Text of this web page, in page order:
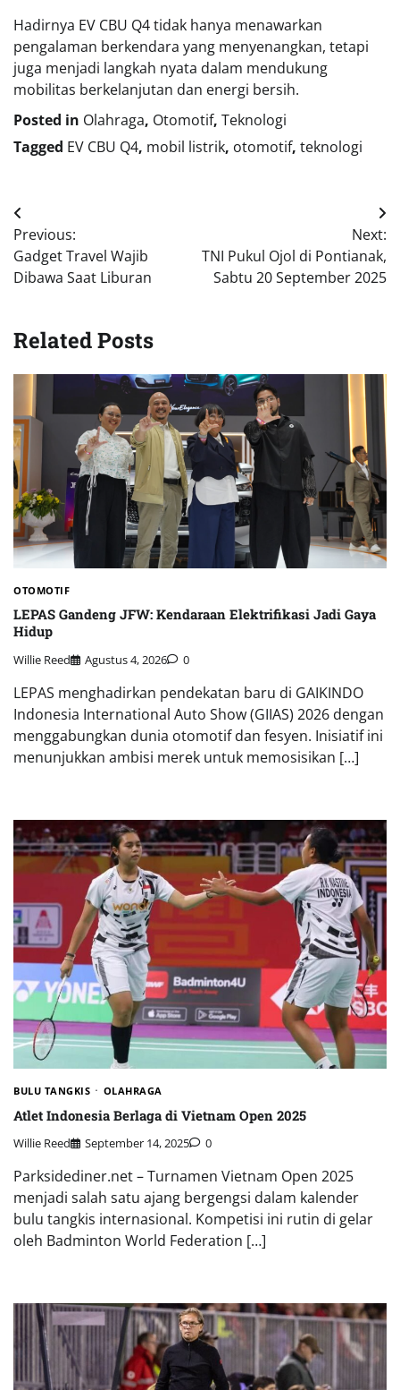
Hadirnya EV CBU Q4 tidak hanya menawarkan
pengalaman berkendara yang menyenangkan, tetapi
juga menjadi langkah nyata dalam mendukung
mobilitas berkelanjutan dan energi bersih.
Posted in Olahraga, Otomotif, Teknologi
Tagged EV CBU Q4, mobil listrik, otomotif, teknologi
Navigasi
pos
Previous:
Gadget Travel Wajib
Dibawa Saat Liburan
Next:
TNI Pukul Ojol di Pontianak,
Sabtu 20 September 2025
Related Posts
OTOMOTIF
LEPAS Gandeng JFW: Kendaraan Elektrifikasi Jadi Gaya
Hidup
Willie Reed Agustus 4, 2026 0
LEPAS menghadirkan pendekatan baru di GAIKINDO
Indonesia International Auto Show (GIIAS) 2026 dengan
menggabungkan dunia otomotif dan fesyen. Inisiatif ini
menunjukkan ambisi merek untuk memosisikan […]
BULU TANGKIS OLAHRAGA
Atlet Indonesia Berlaga di Vietnam Open 2025
Willie Reed September 14, 2025 0
Parksidediner.net – Turnamen Vietnam Open 2025
menjadi salah satu ajang bergengsi dalam kalender
bulu tangkis internasional. Kompetisi ini rutin di gelar
oleh Badminton World Federation […]